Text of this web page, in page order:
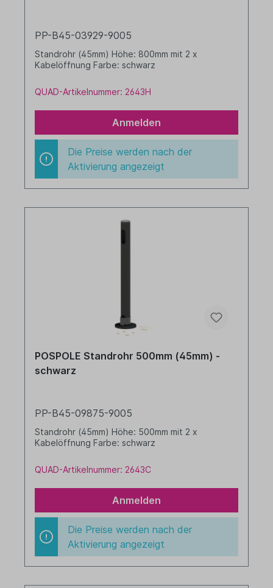
PP-B45-03929-9005
Standrohr (45mm) Höhe: 800mm mit 2 x
Kabelöffnung Farbe: schwarz
QUAD-Artikelnummer: 2643H
Anmelden
Die Preise werden nach der
Aktivierung angezeigt
POSPOLE Standrohr 500mm (45mm) -
schwarz
PP-B45-09875-9005
Standrohr (45mm) Höhe: 500mm mit 2 x
Kabelöffnung Farbe: schwarz
QUAD-Artikelnummer: 2643C
Anmelden
Die Preise werden nach der
Aktivierung angezeigt